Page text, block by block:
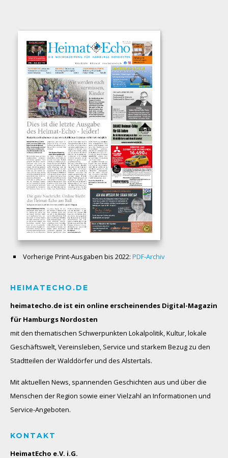
Vorherige Print-Ausgaben bis 2022: PDF-Archiv
HEIMATECHO.DE
heimatecho.de ist ein online erscheinendes Digital-Magazin
für Hamburgs Nordosten
mit den thematischen Schwerpunkten Lokalpolitik, Kultur, lokale
Geschäftswelt, Vereinsleben, Service und starkem Bezug zu den
Stadtteilen der Walddörfer und des Alstertals.
Mit aktuellen News, spannenden Geschichten aus und über die
Menschen der Region sowie einer Vielzahl an Informationen und
Service-Angeboten.
KONTAKT
HeimatEcho e.V. i.G.